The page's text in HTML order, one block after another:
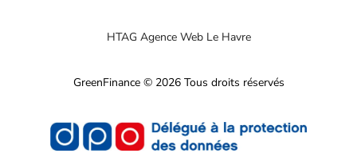
HTAG Agence Web Le Havre
GreenFinance © 2026 Tous droits réservés